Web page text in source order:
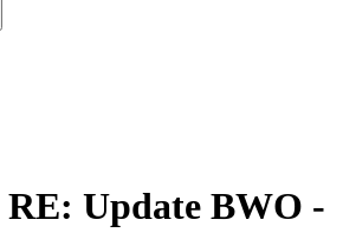
RE: Update BWO -